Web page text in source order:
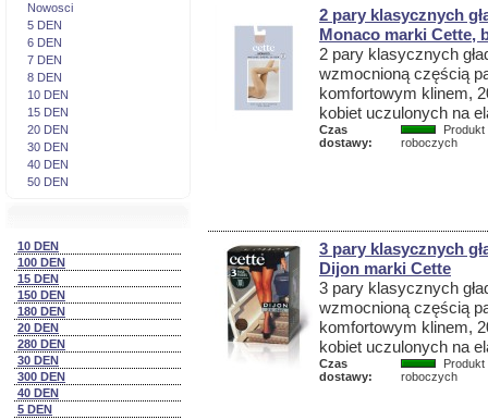
Nowosci
5 DEN
6 DEN
7 DEN
8 DEN
10 DEN
15 DEN
20 DEN
30 DEN
40 DEN
50 DEN
10 DEN
100 DEN
15 DEN
150 DEN
180 DEN
20 DEN
280 DEN
30 DEN
300 DEN
40 DEN
5 DEN
2 pary klasycznych
Monaco marki Cette,
2 pary klasycznych
wzmocnioną częścią
komfortowym klinem,
kobiet uczulonych na
Czas
dostawy:
roboczych
3 pary klasycznych
Dijon marki Cette
3 pary klasycznych
wzmocnioną częścią
komfortowym klinem,
kobiet uczulonych na
Czas
dostawy:
roboczych